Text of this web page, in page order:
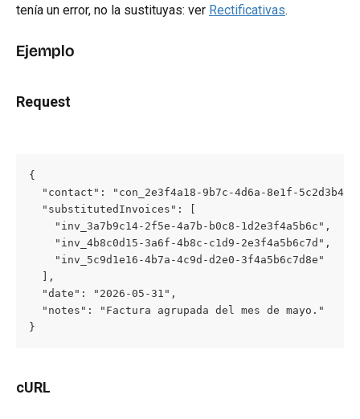
tenía un error, no la sustituyas: ver Rectificativas.
Ejemplo
Request
{
"contact": "con_2e3f4a18-9b7c-4d6a-8e1f-
  "substitutedInvoices": [
    "inv_3a7b9c14-2f5e-4a7b-b0c8-1d2e3f4a5b6c",
    "inv_4b8c0d15-3a6f-4b8c-c1d9-2e3f4a5b6c7d",
    "inv_5c9d1e16-4b7a-4c9d-d2e0-3f4a5b6c7d8e"
  ],
  "date": "2026-05-31",
  "notes": "Factura agrupada del mes de mayo."
}
cURL